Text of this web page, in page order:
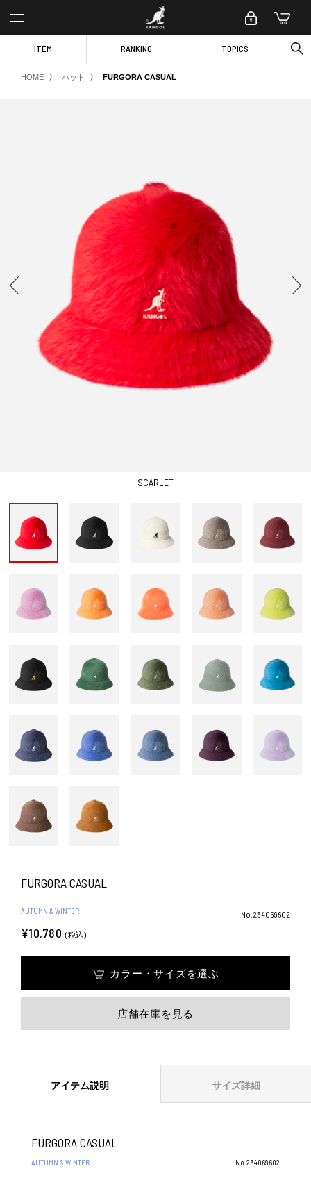
ITEM RANKING TOPICS
HOME 〉 ハット 〉 FURGORA CASUAL
SCARLET
FURGORA CASUAL
AUTUMN & WINTER No.234069602
¥10,780 (税込)
カラー・サイズを選ぶ
店舗在庫を見る
アイテム説明 サイズ詳細
FURGORA CASUAL
AUTUMN & WINTER No.234069602